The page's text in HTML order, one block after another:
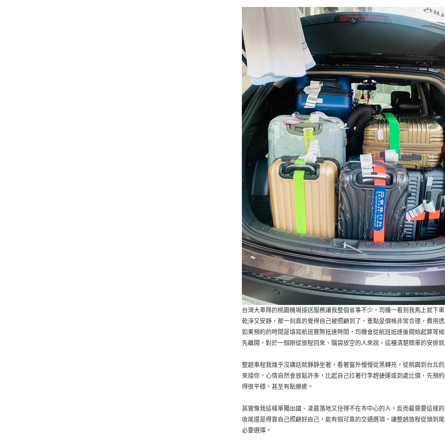
台灣大車隊的桃園機場接送服務讓我整個省事不少，司機一看到我馬上就下
乾淨又安靜，那一刻真的覺得自己被照顧到了，重點是價格非常合理，費用
如果預約的時間是填寫航班實際抵達時間，司機會從航班抵達後開始起算等
先離開，對於一個剛從旅程回來、腦袋放空的人來說，這種清楚簡單的安排
整趟車程我幾乎沒講話就靜靜坐著，看著窗外慢慢從黑轉亮，從桃園到台北
來接你，心情自然會放鬆許多，比起自己扛著行李趕捷運或到處比價，先預
得很平穩，甚至有點療癒。
其實像我這樣單獨出國、凌晨落地又住得不在市中心的人，反而最需要這樣
收尾還是得靠自己照顧好自己，能有個可靠的交通選項，讓整趟旅程從頭到
必要選擇。